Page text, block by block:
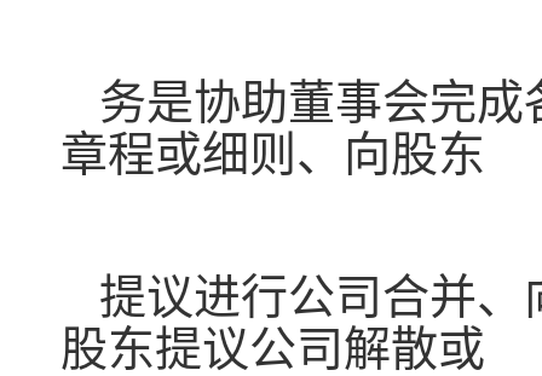
务是协助董事会完
章程或细则、向股东
提议进行公司合并
股东提议公司解散或